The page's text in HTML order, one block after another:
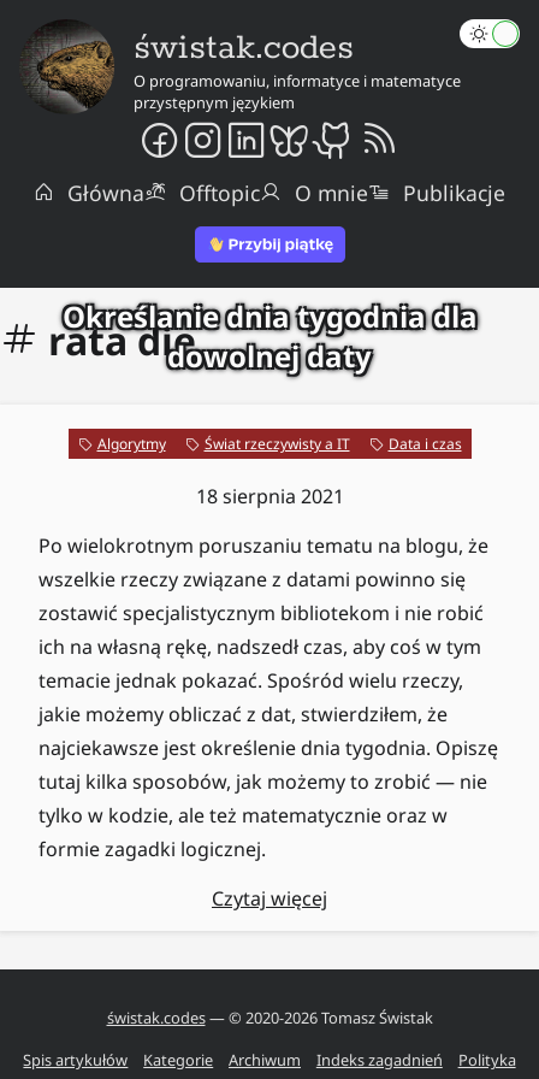
świstak.codes
O programowaniu, informatyce i matematyce
przystępnym językiem
Główna Offtopic O mnie Publikacje
rata die
Określanie dnia tygodnia dla
dowolnej daty
Algorytmy Świat rzeczywisty a IT Data i czas
18 sierpnia 2021
Po wielokrotnym poruszaniu tematu na blogu, że
wszelkie rzeczy związane z datami powinno się
zostawić specjalistycznym bibliotekom i nie robić
ich na własną rękę, nadszedł czas, aby coś w tym
temacie jednak pokazać. Spośród wielu rzeczy,
jakie możemy obliczać z dat, stwierdziłem, że
najciekawsze jest określenie dnia tygodnia. Opiszę
tutaj kilka sposobów, jak możemy to zrobić — nie
tylko w kodzie, ale też matematycznie oraz w
formie zagadki logicznej.
Czytaj więcej
świstak.codes— © 2020-2026Tomasz Świstak
Spis artykułów
Kategorie Archiwum Indeks zagadnień
Polityka